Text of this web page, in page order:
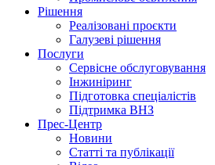
Рішення
Реалізовані проєкти
Галузеві рішення
Послуги
Сервісне обслуговування
Інжиніринг
Підготовка спеціалістів
Підтримка ВНЗ
Прес-Центр
Новини
Статті та публікації